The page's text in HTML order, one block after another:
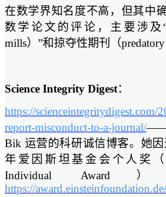
在数学界知名度不高，但其中
数学论文的评论，主要涉及
mills）”和掠夺性期刊（predatory
Science Integrity Digest：
https://scienceintegritydigest.com/
report-misconduct-to-a-journal/——
Bik 运营的科研诚信博客。她
年爱因斯坦基金会个人奖（
Individual
https://